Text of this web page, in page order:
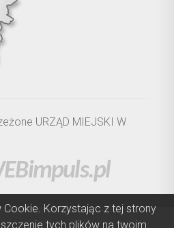
Cookie. Korzystając z tej strony
tych plików na twoim
URZĄD MIEJSKI W